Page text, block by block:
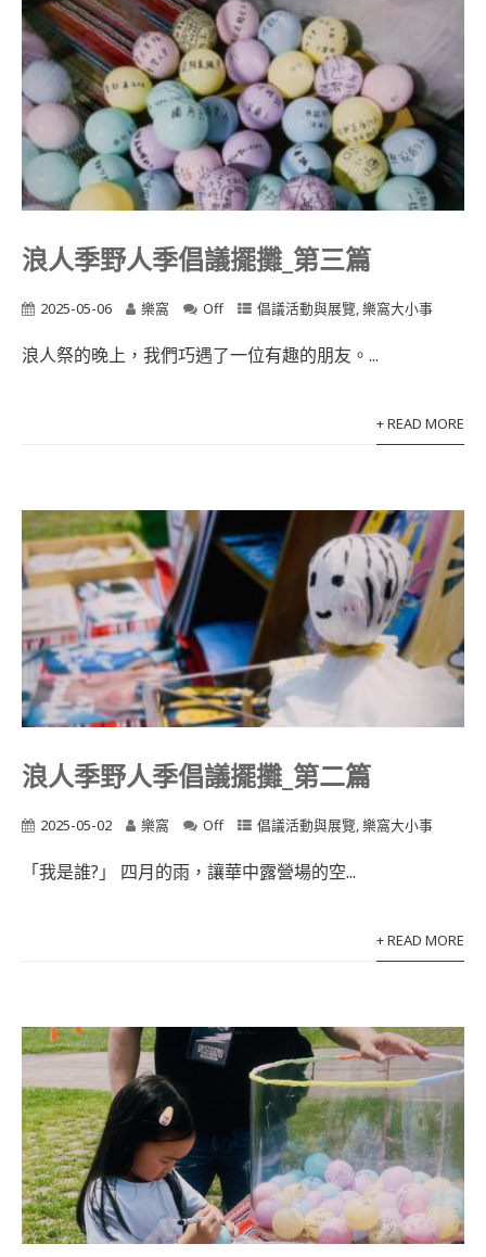
浪人季野人季倡議擺攤_第三篇
2025-05-06 樂窩 Off 倡議活動與展覽,樂窩大小事
浪人祭的晚上，我們巧遇了一位有趣的朋友。...
+ READ MORE
浪人季野人季倡議擺攤_第二篇
2025-05-02 樂窩 Off 倡議活動與展覽,樂窩大小事
「我是誰?」 四月的雨，讓華中露營場的空...
+ READ MORE